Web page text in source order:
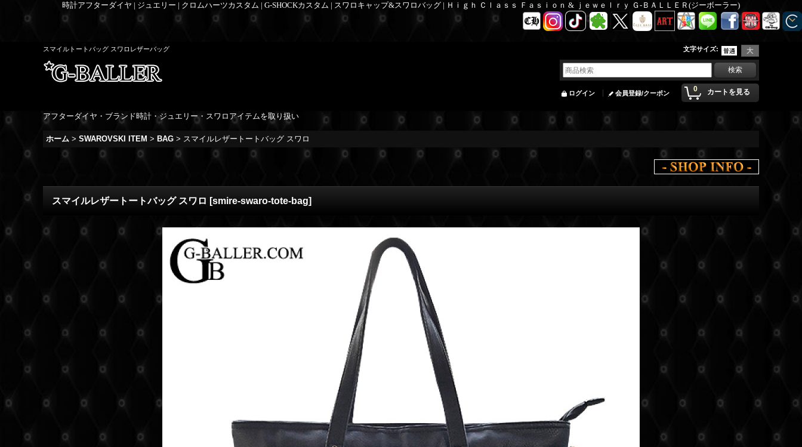
時計アフターダイヤ | ジュエリー | クロムハーツカスタム | G-SHOCKカスタム | スワロキャップ&スワロバッグ | Ｈｉｇｈ Ｃｌａｓｓ Ｆａｓｉｏｎ & ｊｅｗｅｌｒｙ Ｇ-ＢＡＬＬＥＲ(ジーボーラー)
スマイルトートバッグ スワロレザーバッグ 文字サイズ:
0 カートを見る
ログイン 会員登録/クーポン
アフターダイヤ・ブランド時計・ジュエリー・スワロアイテムを取り扱い
ホーム > SWAROVSKI ITEM > BAG > スマイルレザートートバッグ スワロ
スマイルレザートートバッグ スワロ [smire-swaro-tote-bag]